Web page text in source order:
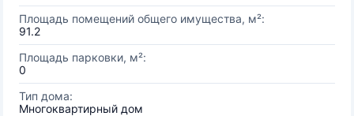
Площадь помещений общего имущества, м²:
91.2
Площадь парковки, м²:
0
Тип дома:
Многоквартирный дом